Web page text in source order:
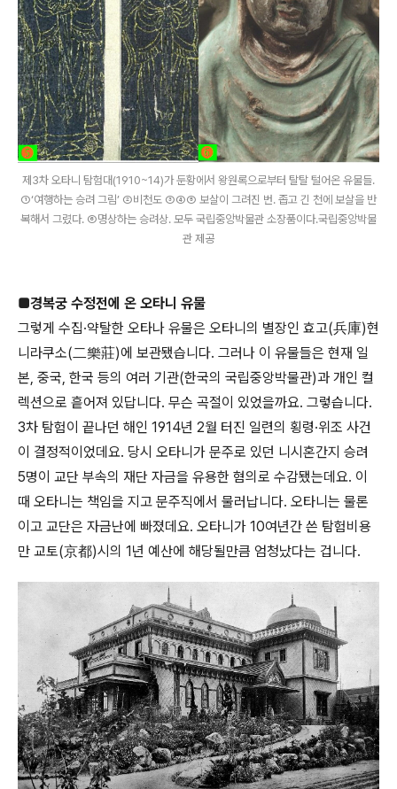
제3차 오타니 탐험대(1910~14)가 둔황에서 왕원록으로부터 탈탈 털어온 유물들.
①‘여행하는 승려 그림’ ②비천도 ③④⑤ 보살이 그려진 번. 좁고 긴 천에 보살을 반
복해서 그렸다. ⑥명상하는 승려상. 모두 국립중앙박물관 소장품이다.국립중앙박물
관 제공
■경복궁 수정전에 온 오타니 유물
그렇게 수집·약탈한 오타나 유물은 오타니의 별장인 효고(兵庫)현
니라쿠소(二樂莊)에 보관됐습니다. 그러나 이 유물들은 현재 일
본, 중국, 한국 등의 여러 기관(한국의 국립중앙박물관)과 개인 컬
렉션으로 흩어져 있답니다. 무슨 곡절이 있었을까요. 그렇습니다.
3차 탐험이 끝나던 해인 1914년 2월 터진 일련의 횡령·위조 사건
이 결정적이었데요. 당시 오타니가 문주로 있던 니시혼간지 승려
5명이 교단 부속의 재단 자금을 유용한 혐의로 수감됐는데요. 이
때 오타니는 책임을 지고 문주직에서 물러납니다. 오타니는 물론
이고 교단은 자금난에 빠졌데요. 오타니가 10여년간 쓴 탐험비용
만 교토(京都)시의 1년 예산에 해당될만큼 엄청났다는 겁니다.